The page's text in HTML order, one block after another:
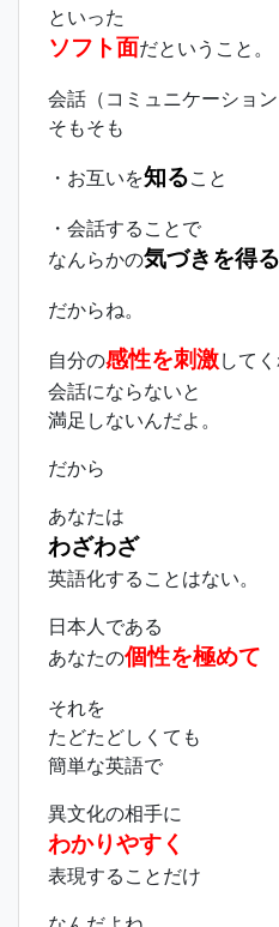
といった
ソフト面だということ。
会話（コミュニケーショ
そもそも
・お互いを知ること
・会話することで
なんらかの気づきを得る
だからね。
自分の感性を刺激して
会話にならないと
満足しないんだよ。
だから
あなたは
わざわざ
英語化することはない。
日本人である
あなたの個性を極めて
それを
たどたどしくても
簡単な英語で
異文化の相手に
わかりやすく
表現することだけ